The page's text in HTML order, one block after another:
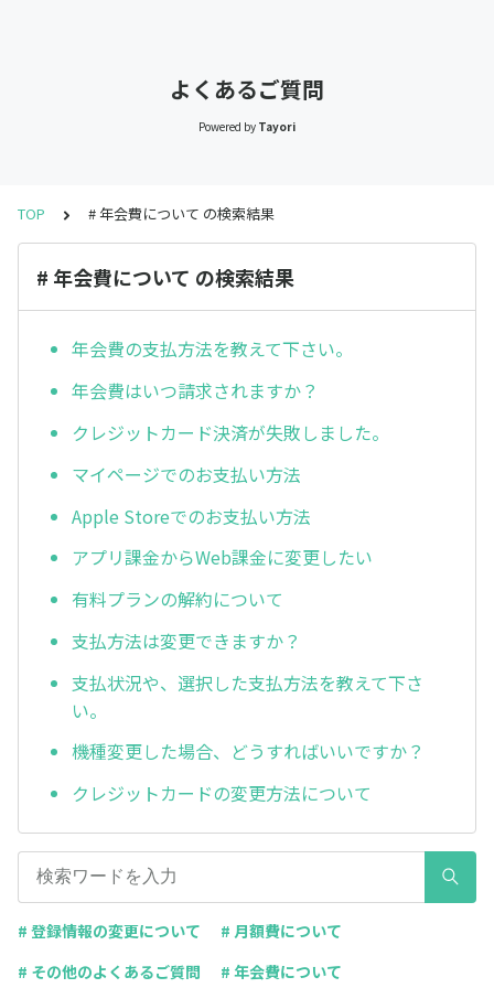
よくあるご質問
Powered by Tayori
TOP # 年会費について の検索結果
# 年会費について の検索結果
年会費の支払方法を教えて下さい。
年会費はいつ請求されますか？
クレジットカード決済が失敗しました。
マイページでのお支払い方法
Apple Storeでのお支払い方法
アプリ課金からWeb課金に変更したい
有料プランの解約について
支払方法は変更できますか？
支払状況や、選択した支払方法を教えて下さ
い。
機種変更した場合、どうすればいいですか？
クレジットカードの変更方法について
# 登録情報の変更について
# 月額費について
# その他のよくあるご質問
# 年会費について